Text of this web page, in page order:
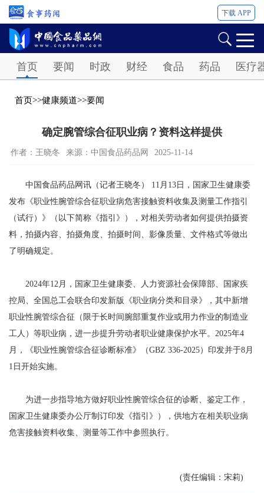
下载 APP
首页 要闻 时政 财经 食品 药品 医疗
首页>>健康频道>>要闻
确定腕管综合征职业病？资料这样提供
作者：王晓冬 来源：中国食品药品网 2025-11-14
中国食品药品网讯（记者王晓冬） 11月13日，国家卫生健康委
发布《职业性腕管综合征职业病危害接触资料收集及测量工作指引
（试行）》（以下简称《指引》），对相关劳动者如何提供拍摄资
料，拍摄内容、拍摄角度、拍摄时间、影像质量、文件格式等做出
了明确规定。
2024年12月，国家卫生健康委、人力资源社会保障部、国家疾
控局、全国总工会联合印发新版《职业病分类和目录》，其中新增
职业性腕管综合征（限于长时间腕部重复作业或用力作业的制造业
工人）等职业病，进一步提升劳动者职业健康保护水平。2025年4
月，《职业性腕管综合征诊断标准》（GBZ 336-2025）印发并于8月
1日开始实施。
为进一步指导地方做好职业性腕管综合征的诊断、鉴定工作，
国家卫生健康委办公厅制订印发《指引》），供地方在相关职业病
危害接触资料收集、测量等工作中参照执行。
(责任编辑：宋莉)